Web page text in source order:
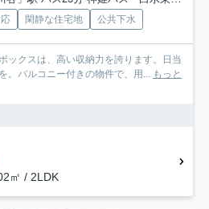
閑静な住宅地 公共下水
ックスは、高い収納力を誇ります。日当
。バルコニー付きの物件で、用... もっと
㎡ / 2LDK